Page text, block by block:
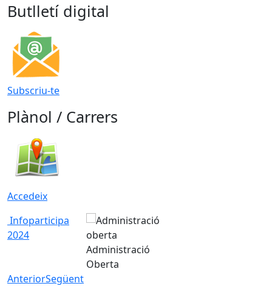
Butlletí digital
Subscriu-te
Plànol / Carrers
Accedeix
Infoparticipa
2024
Administració
Oberta
AnteriorSegüent